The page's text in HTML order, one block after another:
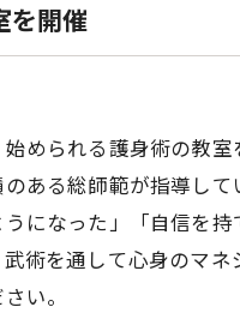
を開催
められる護身術の教室
ある総師範が指導して
になった」「自信を
術を通して心身のマネ
い。